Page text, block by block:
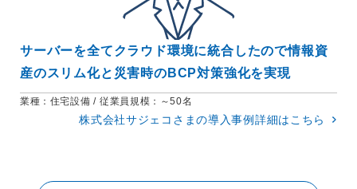
サーバーを全てクラウド環境に統合したので情報資
産のスリム化と災害時のBCP対策強化を実現
業種： 住宅設備 従業員規模： ～50名
株式会社サジェコさまの導入事例詳細はこちら